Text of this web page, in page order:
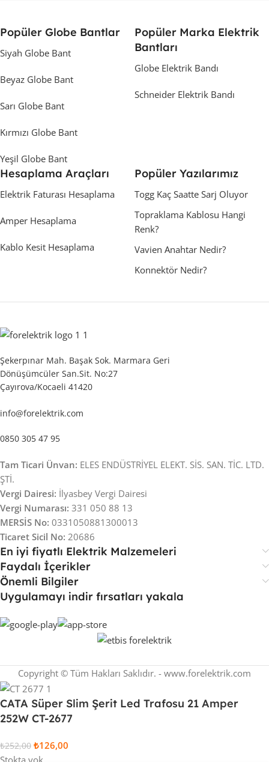
Popüler Globe Bantlar
Siyah Globe Bant
Beyaz Globe Bant
Sarı Globe Bant
Kırmızı Globe Bant
Yeşil Globe Bant
Popüler Marka Elektrik
Bantları
Globe Elektrik Bandı
Schneider Elektrik Bandı
Hesaplama Araçları
Elektrik Faturası Hesaplama
Amper Hesaplama
Kablo Kesit Hesaplama
Popüler Yazılarımız
Togg Kaç Saatte Sarj Oluyor
Topraklama Kablosu Hangi
Renk?
Vavien Anahtar Nedir?
Konnektör Nedir?
Şekerpınar Mah. Başak Sok. Marmara Geri
Dönüşümcüler San.Sit. No:27
Çayırova/Kocaeli 41420
info@forelektrik.com
0850 305 47 95
Tam Ticari Ünvan: ELES ENDÜSTRİYEL ELEKT. SİS. SAN. TİC. LTD.
ŞTİ.
Vergi Dairesi: İlyasbey Vergi Dairesi
Vergi Numarası: 331 050 88 13
MERSİS No: 0331050881300013
Ticaret Sicil No: 20686
En iyi fiyatlı Elektrik Malzemeleri
Faydalı İçerikler
Önemli Bilgiler
Uygulamayı indir fırsatları yakala
Copyright © Tüm Hakları Saklıdır. - www.forelektrik.com
CATA Süper Slim Şerit Led Trafosu 21 Amper
252W CT-2677
₺252,00 ₺126,00
Stokta yok